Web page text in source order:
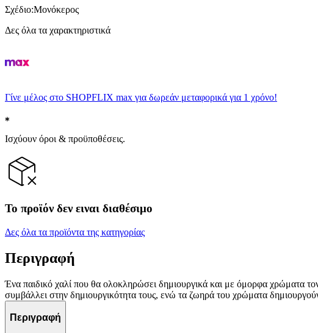
Σχέδιο:Μονόκερος
Δες όλα τα χαρακτηριστικά
Γίνε μέλος στο SHOPFLIX max για δωρεάν μεταφορικά για 1 χρόνο!
Ισχύουν όροι & προϋποθέσεις.
Το προϊόν δεν ειναι διαθέσιμο
Δες όλα τα προϊόντα της κατηγορίας
Περιγραφή
Ένα παιδικό χαλί που θα ολοκληρώσει δημιουργικά και με όμορφα χρώματα
συμβάλλει στην δημιουργικότητα τους, ενώ τα ζωηρά του χρώματα
Περιγραφή